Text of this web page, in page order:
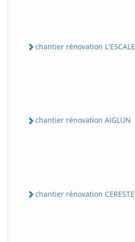
chantier rénovation L'ESCALE
chantier rénovation AIGLUN
chantier rénovation CERESTE